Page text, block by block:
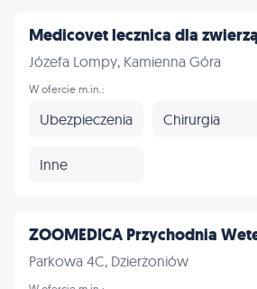
Medicovet lecznica dla
Józefa Lompy, Kamienna Góra
W ofercie m.in.:
Ubezpieczenia Chirurgia
Inne
ZOOMEDICA Przychodnia
Parkowa 4C, Dzierżoniów